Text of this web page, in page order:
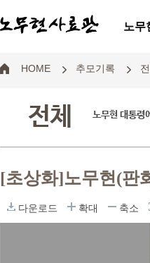
노무
HOME 추모기록
전체 노무현 대통령
[초상화]노무현(판
다운로드 확대 축소